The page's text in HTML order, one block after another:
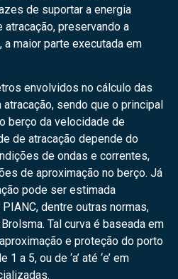
de suportar a energia
preservando a
maior parte executada em
envolvidos no cálculo das
sendo que o principal
berço da velocidade de
de atracação depende do
de ondas e correntes,
de aproximação no berço. Já
pode ser estimada
dentre outras normas,
Tal curva é baseada em
e proteção do porto
a 5, ou de ‘a’ até ‘e’ em